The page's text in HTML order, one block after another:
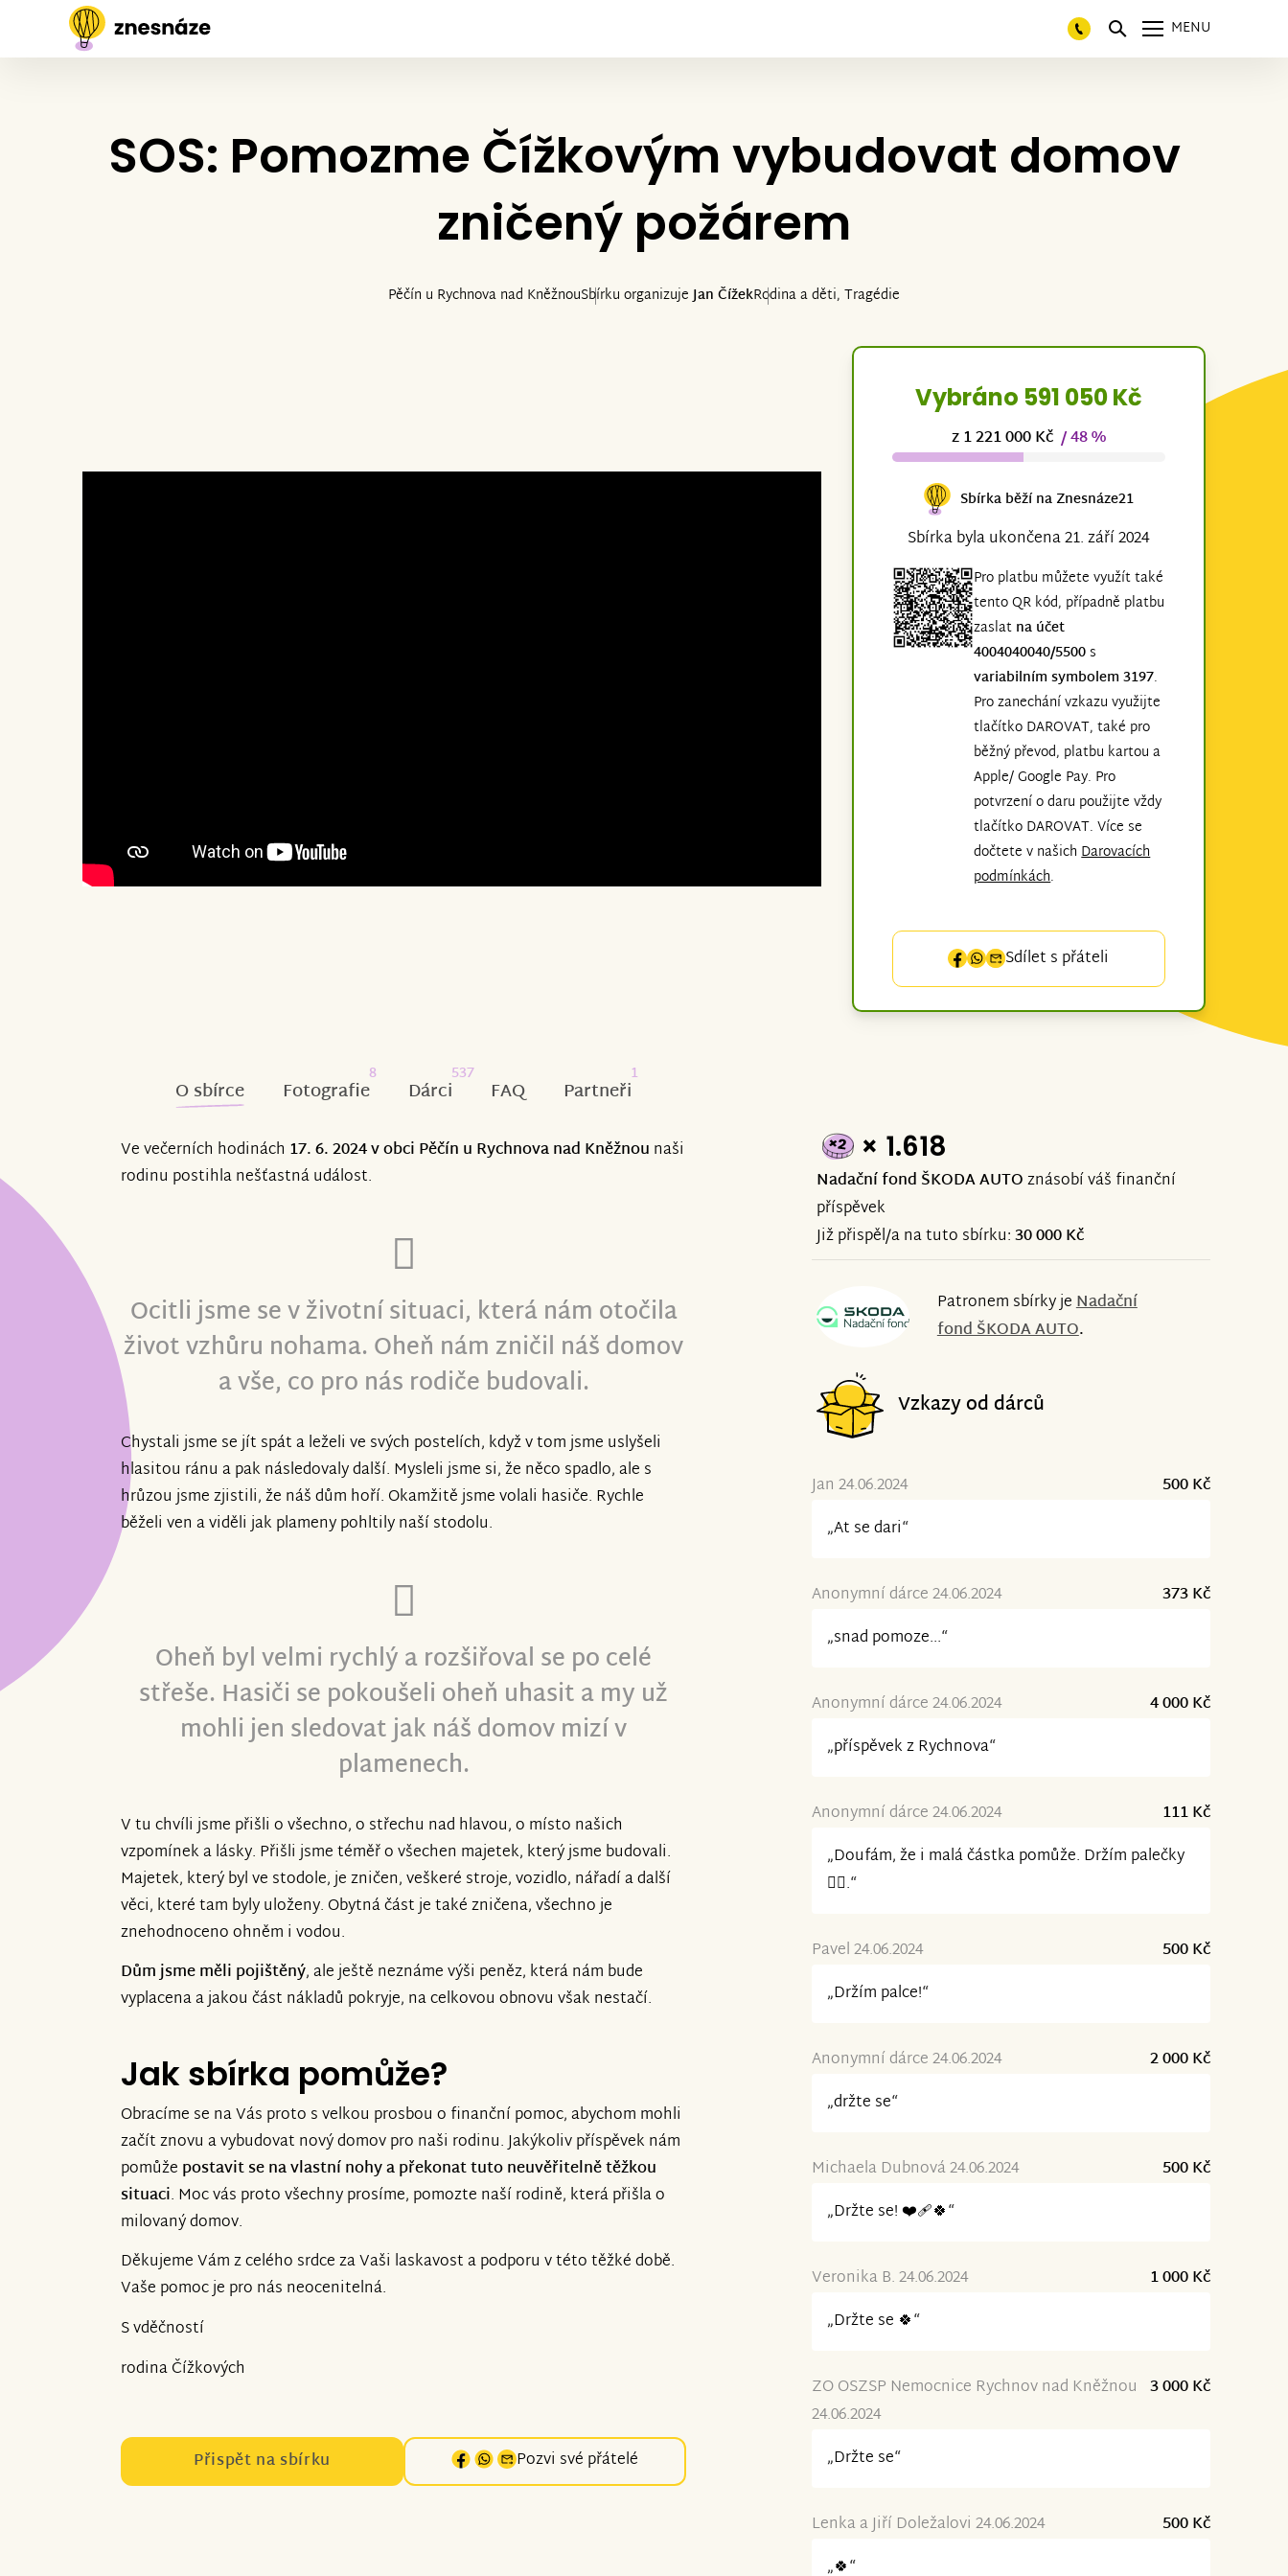
MENU
SOS: Pomozme Čížkovým vybudovat domov
zničený požárem
Pěčín u Rychnova nad KněžnouSbírku organizujeJan ČížekRodina a děti, Tragédie
Vybráno 591 050 Kč
z 1 221 000 Kč / 48 %
Sbírka běží na Znesnáze21
Sbírka byla ukončena 21. září 2024
Pro platbu můžete využít také
tento QR kód, případně platbu
zaslat na účet
4004040040/5500 s
variabilním symbolem 3197.
Pro zanechání vzkazu využijte
tlačítko DAROVAT, také pro
běžný převod, platbu kartou a
Apple/ Google Pay. Pro
potvrzení o daru použijte vždy
tlačítko DAROVAT. Více se
dočtete v našichDarovacích
podmínkách.
Sdílet s přáteli
O sbírce Fotografie
8
Dárci
537
FAQ Partneři
1
Ve večerních hodinách 17. 6. 2024 v obci Pěčín u Rychnova nad Kněžnou naši
rodinu postihla nešťastná událost.
Ocitli jsme se v životní situaci, která nám otočila
život vzhůru nohama. Oheň nám zničil náš domov
a vše, co pro nás rodiče budovali.
Chystali jsme se jít spát a leželi ve svých postelích, když v tom jsme uslyšeli
hlasitou ránu a pak následovaly další. Mysleli jsme si, že něco spadlo, ale s
hrůzou jsme zjistili, že náš dům hoří. Okamžitě jsme volali hasiče. Rychle
běželi ven a viděli jak plameny pohltily naší stodolu.
Oheň byl velmi rychlý a rozšiřoval se po celé
střeše. Hasiči se pokoušeli oheň uhasit a my už
mohli jen sledovat jak náš domov mizí v
plamenech.
V tu chvíli jsme přišli o všechno, o střechu nad hlavou, o místo našich
vzpomínek a lásky. Přišli jsme téměř o všechen majetek, který jsme budovali.
Majetek, který byl ve stodole, je zničen, veškeré stroje, vozidlo, nářadí a další
věci, které tam byly uloženy. Obytná část je také zničena, všechno je
znehodnoceno ohněm i vodou.
Dům jsme měli pojištěný, ale ještě neznáme výši peněz, která nám bude
vyplacena a jakou část nákladů pokryje, na celkovou obnovu však nestačí.
Jak sbírka pomůže?
Obracíme se na Vás proto s velkou prosbou o finanční pomoc, abychom mohli
začít znovu a vybudovat nový domov pro naši rodinu. Jakýkoliv příspěvek nám
pomůže postavit se na vlastní nohy a překonat tuto neuvěřitelně těžkou
situaci. Moc vás proto všechny prosíme, pomozte naší rodině, která přišla o
milovaný domov.
Děkujeme Vám z celého srdce za Vaši laskavost a podporu v této těžké době.
Vaše pomoc je pro nás neocenitelná.
S vděčností
rodina Čížkových
Přispět na sbírku Pozvi své přátelé
× 1.618
Nadační fond ŠKODA AUTOznásobí váš finanční
příspěvek
Již přispěl/a na tuto sbírku:30 000 Kč
Patronem sbírky jeNadační
fond ŠKODA AUTO.
Vzkazy od dárců
Jan 24.06.2024
500 Kč
„At se dari“
Anonymní dárce 24.06.2024
373 Kč
„snad pomoze...“
Anonymní dárce 24.06.2024
4 000 Kč
„příspěvek z Rychnova“
Anonymní dárce 24.06.2024
111 Kč
„Doufám, že i malá částka pomůže. Držím palečky
✊🏼.“
Pavel 24.06.2024
500 Kč
„Držím palce!“
Anonymní dárce 24.06.2024
2 000 Kč
„držte se“
Michaela Dubnová 24.06.2024
500 Kč
„Držte se! ❤️‍🩹🍀“
Veronika B. 24.06.2024
1 000 Kč
„Držte se 🍀“
ZO OSZSP Nemocnice Rychnov nad Kněžnou
24.06.2024
3 000 Kč
„Držte se“
Lenka a Jiří Doležalovi 24.06.2024
500 Kč
„🍀“